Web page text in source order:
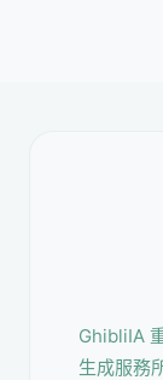
GhibliIA
生成服務